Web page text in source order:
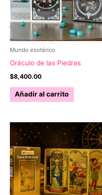
Mundo esotérico
Oráculo de las Piedras
$8,400.00
Añadir al carrito